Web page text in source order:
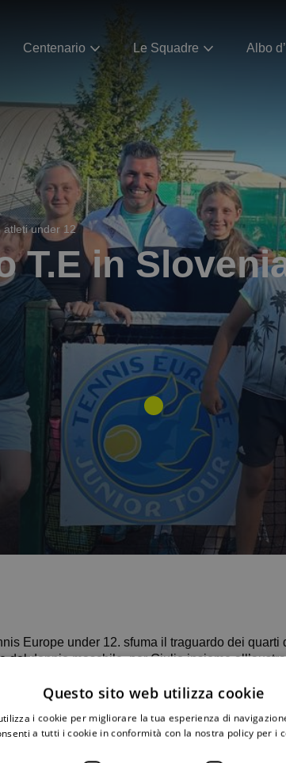
Centenario Le Squadre Albo
atleti under 12
T.E in
Europe under 12. sfuma il traguardo dei quarti
del doppio maschile, per Giulio insieme
tutti i nostri atleti nati tra il 2012 e il 2013.
Questo sito web utilizza cookie
i cookie per migliorare la tua esperienza di
a tutti i cookie in conformità con la nostra policy per i